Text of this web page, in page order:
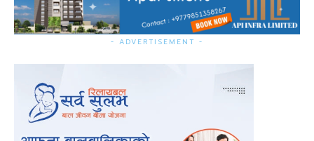
- ADVERTISEMENT -